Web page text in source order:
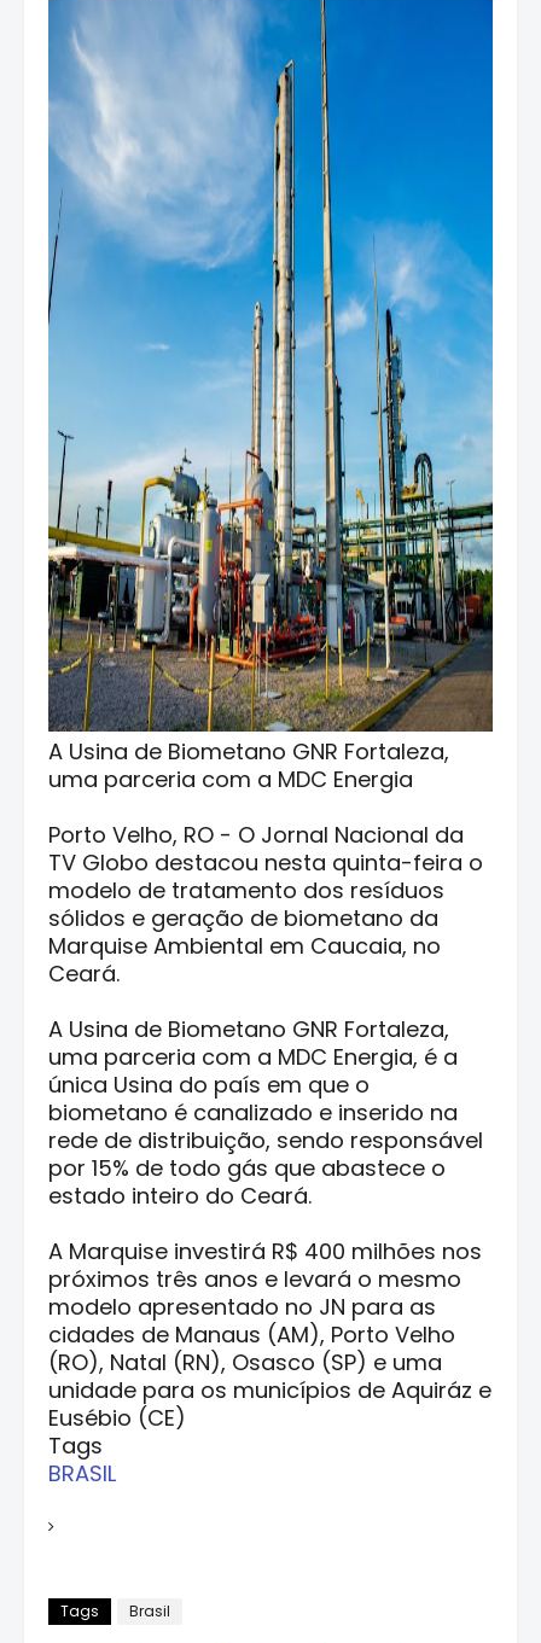
A Usina de Biometano GNR Fortaleza,
uma parceria com a MDC Energia
Porto Velho, RO - O Jornal Nacional da
TV Globo destacou nesta quinta-feira o
modelo de tratamento dos resíduos
sólidos e geração de biometano da
Marquise Ambiental em Caucaia, no
Ceará.
A Usina de Biometano GNR Fortaleza,
uma parceria com a MDC Energia, é a
única Usina do país em que o
biometano é canalizado e inserido na
rede de distribuição, sendo responsável
por 15% de todo gás que abastece o
estado inteiro do Ceará.
A Marquise investirá R$ 400 milhões nos
próximos três anos e levará o mesmo
modelo apresentado no JN para as
cidades de Manaus (AM), Porto Velho
(RO), Natal (RN), Osasco (SP) e uma
unidade para os municípios de Aquiráz e
Eusébio (CE)
Tags
BRASIL
Tags Brasil